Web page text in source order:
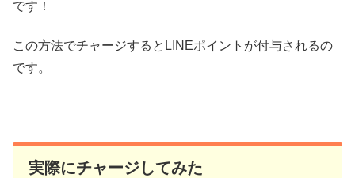
です！
この方法でチャージするとLINEポイントが付与されるの
です。
実際にチャージしてみた